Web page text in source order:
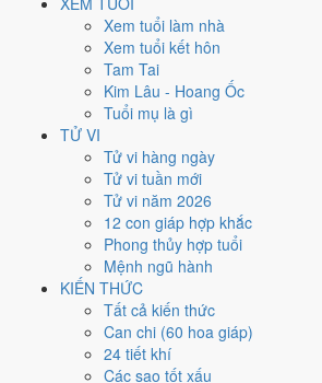
Xem tuổi làm nhà
Xem tuổi kết hôn
Tam Tai
Kim Lâu - Hoang Ốc
Tuổi mụ là gì
TỬ VI
Tử vi hàng ngày
Tử vi tuần mới
Tử vi năm 2026
12 con giáp hợp khắc
Phong thủy hợp tuổi
Mệnh ngũ hành
KIẾN THỨC
Tất cả kiến thức
Can chi (60 hoa giáp)
24 tiết khí
Các sao tốt xấu
Tân Mão
Ngày Mậu Ngọ có TrựcNguy (ngày nguy
Thanh Long hoàng đạo
nên đây là Ngày Bình Hòa, phù hợp
Tuất, Dần, Mùihợp ngày; tuổi
Ngày 30/10/2011 tốt
việc gì?